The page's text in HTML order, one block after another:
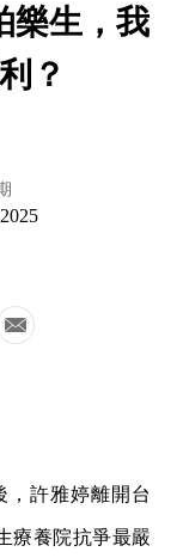
樂生，我
？
，許雅婷離開台
療養院抗爭最嚴